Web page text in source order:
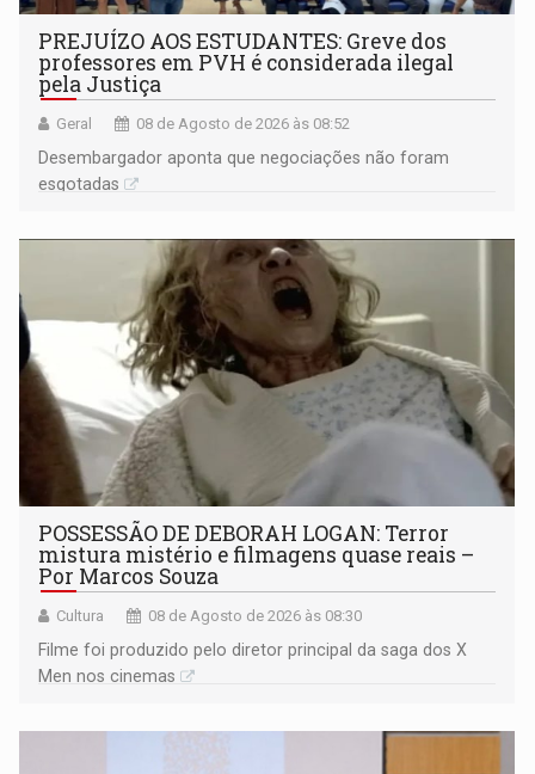
PREJUÍZO AOS ESTUDANTES: Greve dos
professores em PVH é considerada ilegal
pela Justiça
Geral 08 de Agosto de 2026 às 08:52
Desembargador aponta que negociações não foram
esgotadas
POSSESSÃO DE DEBORAH LOGAN: Terror
mistura mistério e filmagens quase reais –
Por Marcos Souza
Cultura 08 de Agosto de 2026 às 08:30
Filme foi produzido pelo diretor principal da saga dos X
Men nos cinemas